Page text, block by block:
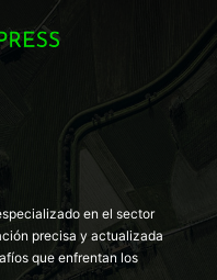
en el sector
precisa y actualizada
que enfrentan los